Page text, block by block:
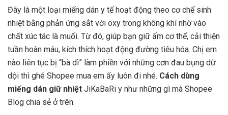
Đây là một loại miếng dán y tế hoạt động theo cơ chế sinh
nhiệt bằng phản ứng sắt với oxy trong không khí nhờ vào
chất xúc tác là muối. Từ đó, giúp bạn giữ ấm cơ thể, cải thiện
tuần hoàn máu, kích thích hoạt động đường tiêu hóa. Chị em
nào liên tục bị “bà dì” làm phiền với những cơn đau bụng dữ
dội thì ghé Shopee mua em ấy luôn đi nhé. Cách dùng
miếng dán giữ nhiệt JiKaBaRi y như những gì mà Shopee
Blog chia sẻ ở trên.